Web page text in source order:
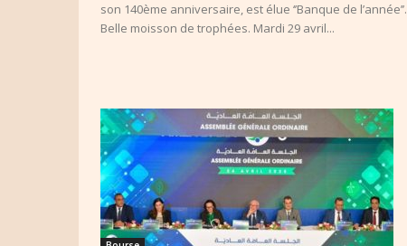
son 140ème anniversaire, est élue ‘’Banque de l’année’’.
Belle moisson de trophées. Mardi 29 avril...